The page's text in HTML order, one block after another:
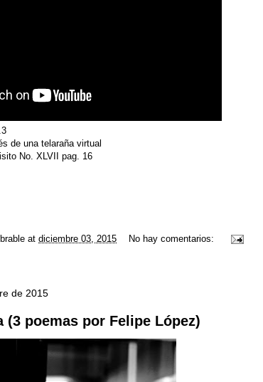
de una telaraña virtual
No. XLVII pag. 16
at diciembre 03, 2015 No hay comentarios:
de 2015
(3 poemas por Felipe López)